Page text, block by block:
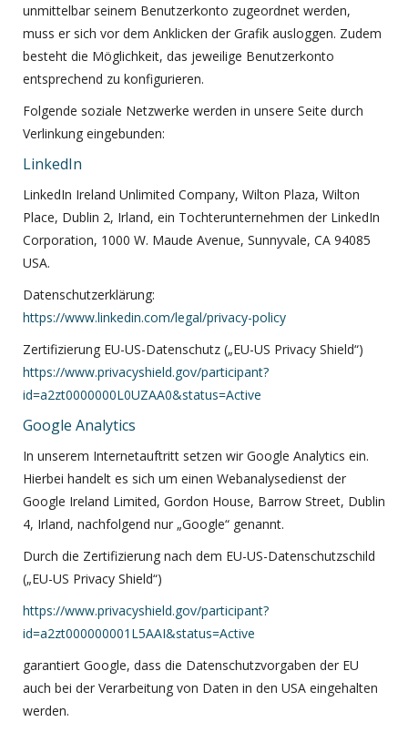
unmittelbar seinem Benutzerkonto zugeordnet werden,
muss er sich vor dem Anklicken der Grafik ausloggen. Zudem
besteht die Möglichkeit, das jeweilige Benutzerkonto
entsprechend zu konfigurieren.
Folgende soziale Netzwerke werden in unsere Seite durch
Verlinkung eingebunden:
LinkedIn
LinkedIn Ireland Unlimited Company, Wilton Plaza, Wilton
Place, Dublin 2, Irland, ein Tochterunternehmen der LinkedIn
Corporation, 1000 W. Maude Avenue, Sunnyvale, CA 94085
USA.
Datenschutzerklärung:
https://www.linkedin.com/legal/privacy-policy
Zertifizierung EU-US-Datenschutz („EU-US Privacy Shield“)
https://www.privacyshield.gov/participant?
id=a2zt0000000L0UZAA0&status=Active
Google Analytics
In unserem Internetauftritt setzen wir Google Analytics ein.
Hierbei handelt es sich um einen Webanalysedienst der
Google Ireland Limited, Gordon House, Barrow Street, Dublin
4, Irland, nachfolgend nur „Google“ genannt.
Durch die Zertifizierung nach dem EU-US-Datenschutzschild
(„EU-US Privacy Shield“)
https://www.privacyshield.gov/participant?
id=a2zt000000001L5AAI&status=Active
garantiert Google, dass die Datenschutzvorgaben der EU
auch bei der Verarbeitung von Daten in den USA eingehalten
werden.